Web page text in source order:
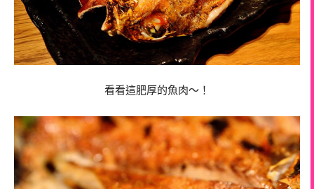
看看這肥厚的魚肉～！